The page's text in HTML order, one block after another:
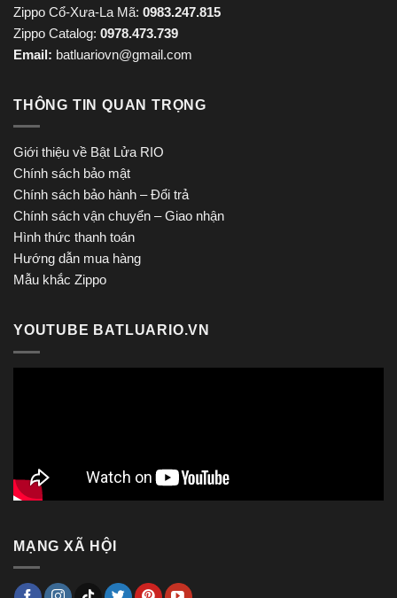
Zippo Cổ-Xưa-La Mã: 0983.247.815
Zippo Catalog: 0978.473.739
Email: batluariovn@gmail.com
THÔNG TIN QUAN TRỌNG
Giới thiệu về Bật Lửa RIO
Chính sách bảo mật
Chính sách bảo hành – Đổi trả
Chính sách vận chuyển – Giao nhận
Hình thức thanh toán
Hướng dẫn mua hàng
Mẫu khắc Zippo
YOUTUBE BATLUARIO.VN
MẠNG XÃ HỘI